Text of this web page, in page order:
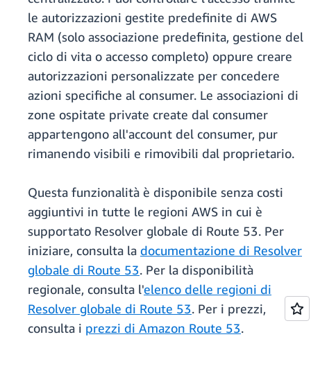
le autorizzazioni gestite predefinite di AWS
RAM (solo associazione predefinita, gestione del
ciclo di vita o accesso completo) oppure creare
autorizzazioni personalizzate per concedere
azioni specifiche al consumer. Le associazioni di
zone ospitate private create dal consumer
appartengono all'account del consumer, pur
rimanendo visibili e rimovibili dal proprietario.
Questa funzionalità è disponibile senza costi
aggiuntivi in tutte le regioni AWS in cui è
supportato Resolver globale di Route 53. Per
iniziare, consulta la documentazione di Resolver
globale di Route 53. Per la disponibilità
regionale, consulta l'elenco delle regioni di
Resolver globale di Route 53. Per i prezzi,
consulta i prezzi di Amazon Route 53.